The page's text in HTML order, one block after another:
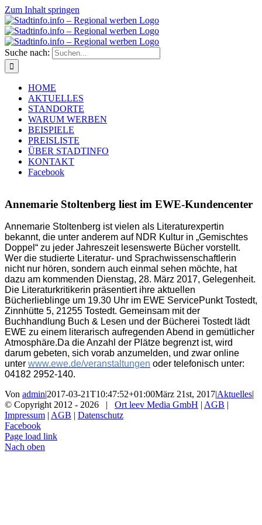
Zum Inhalt springen
Suche nach:
HOME
AKTUELLES
STANDORTE
WARUM WERBEN
BEISPIELE
PREISLISTE
ÜBER STADTINFO
KONTAKT
Facebook
Annemarie Stoltenberg liest im EWE-Kundencenter
Annemarie Stoltenberg ist vielen als Literaturexpertin
bekannt, die unter anderem auf NDR Kultur in „Gemischtes
Doppel“ zu jeder Jahreszeit lesenswerte Bücher vorstellt.
Wer die studierte Literatur- und Sprachwissenschaftlerin
nicht nur hören, sondern auch einmal sehen möchte, hat
dazu am kommenden Dienstag, 28. März 2017, Gelegenheit.
Die Literaturkritikerin präsentiert ihre aktuellen
Bücherlieblinge um 19.30 Uhr im EWE ServicePunkt Tostedt,
Zinnhütte 5, 21255 Tostedt. Gemeinsam mit der
Buchhandlung Buch & Lesen und der Bücherei Tostedt lädt
EWE zu einem literarisch aufregenden Abend in gemütlicher
Atmosphäre.Da die Anzahl der Plätze begrenzt ist, wird
darum gebeten, sich vorab anzumelden, und zwar online
unter www.ewe.de/veranstaltungen oder telefonisch unter:
04182 2952-140.
Von admin|2017-03-21T10:47:52+01:00März 21st, 2017|Aktuelles|
© Copyright 2012 - 2026 | Ort leev Media GmbH | AGB |
Impressum | AGB | Datenschutz
Facebook
Page load link
Nach oben